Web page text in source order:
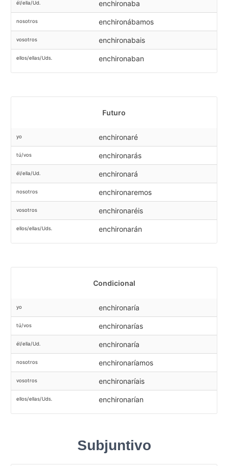
él/ella/Ud. enchironaba
nosotros enchironábamos
vosotros enchironabais
ellos/ellas/Uds. enchironaban
Futuro
yo enchironaré
tú/vos enchironarás
él/ella/Ud. enchironará
nosotros enchironaremos
vosotros enchironaréis
ellos/ellas/Uds. enchironarán
Condicional
yo enchironaría
tú/vos enchironarías
él/ella/Ud. enchironaría
nosotros enchironaríamos
vosotros enchironaríais
ellos/ellas/Uds. enchironarían
Subjuntivo